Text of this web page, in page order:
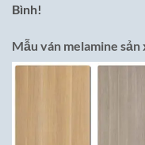
Bình!
Mẫu ván melamine